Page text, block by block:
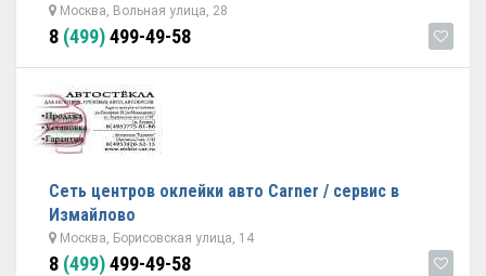
Москва, Вольная улица, 28
8 (499)499-49-58
Cеть центров оклейки авто Сarner / сервис в
Измайлово
Москва, Борисовская улица, 14
8 (499)499-49-58